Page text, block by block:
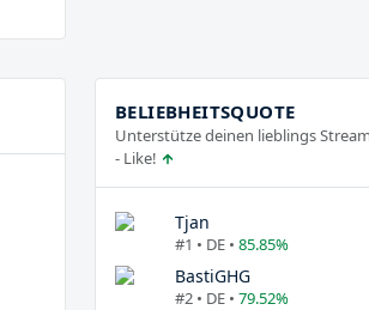
BELIEBHEITSQUOTE
Unterstütze deinen lieblings
- Like!
Tjan
#1 • DE • 85.85%
BastiGHG
#2 • DE • 79.52%